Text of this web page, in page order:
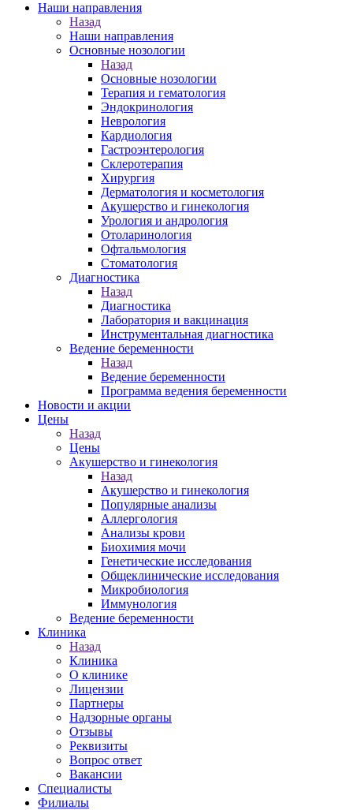
Наши направления
Назад
Наши направления
Основные нозологии
Назад
Основные нозологии
Терапия и гематология
Эндокринология
Неврология
Кардиология
Гастроэнтерология
Склеротерапия
Хирургия
Дерматология и косметология
Акушерство и гинекология
Урология и андрология
Отоларинология
Офтальмология
Стоматология
Диагностика
Назад
Диагностика
Лаборатория и вакцинация
Инструментальная диагностика
Ведение беременности
Назад
Ведение беременности
Программа ведения беременности
Новости и акции
Цены
Назад
Цены
Акушерство и гинекология
Назад
Акушерство и гинекология
Популярные анализы
Аллергология
Анализы крови
Биохимия мочи
Генетические исследования
Общеклинические исследования
Микробиология
Иммунология
Ведение беременности
Клиника
Назад
Клиника
О клинике
Лицензии
Партнеры
Надзорные органы
Отзывы
Реквизиты
Вопрос ответ
Вакансии
Специалисты
Филиалы